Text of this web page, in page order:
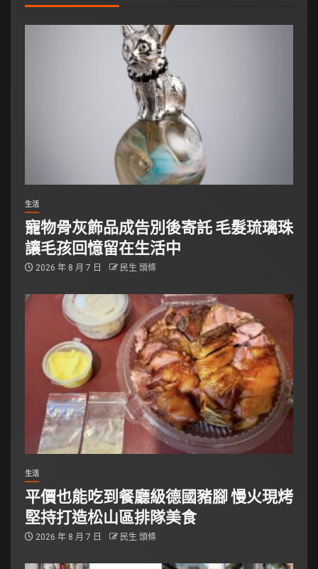
生活
寵物骨灰飾品成告別後寄託 毛髮琉璃珠
讓毛孩回憶留在生活中
2026 年 8 月 7 日 民生 頭條
生活
平價也能吃到餐廳級德國豬腳 慢火現烤
堅持打造松山區排隊美食
2026 年 8 月 7 日 民生 頭條